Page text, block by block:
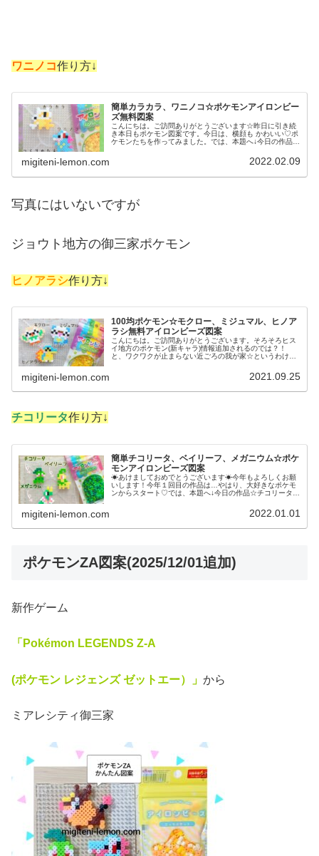
ワニノコ作り方↓
簡単カラカラ、ワニノコ☆ポケモンアイロンビー
ズ無料図案
こんにちは。ご訪問ありがとうございます☆昨日に引き続
き本日もポケモン図案です。今日は、横顔も かわいい♡ポ
ケモンたちを作ってみました。では、本題へ↓今日の作品☆
migiteni-lemon.com 2022.02.09
写真にはいないですが
ジョウト地方の御三家ポケモン
ヒノアラシ作り方↓
100均ポケモン☆モクロー、ミジュマル、ヒノア
ラシ無料アイロンビーズ図案
こんにちは。ご訪問ありがとうございます。そろそろヒス
イ地方のポケモン(新キャラ)情報追加されるのでは？！
と、ワクワクが止まらない近ごろの我が家☆というわけ
migiteni-lemon.com 2021.09.25
チコリータ作り方↓
簡単チコリータ、ベイリーフ、メガニウム☆ポケ
モンアイロンビーズ図案
☀あけましておめでとうございます☀今年もよろしくお願
いします！今年１回目の作品は…やはり、大好きなポケモ
ンからスタート♡では、本題へ↓今日の作品☆チコリータ進
migiteni-lemon.com 2022.01.01
ポケモンZA図案(2025/12/01追加)
新作ゲーム
「Pokémon LEGENDS Z-A
(ポケモン レジェンズ ゼットエー）」 から
ミアレシティ御三家